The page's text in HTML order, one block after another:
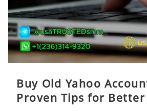
Buy Old Yahoo
Proven Tips for Better